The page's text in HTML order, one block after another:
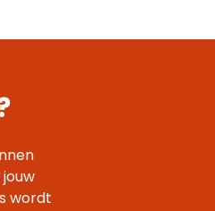
wordt